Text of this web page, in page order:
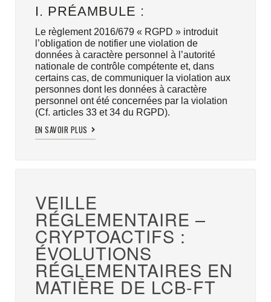
I. PRÉAMBULE :
Le règlement 2016/679 « RGPD » introduit
l’obligation de notifier une violation de
données à caractère personnel à l’autorité
nationale de contrôle compétente et, dans
certains cas, de communiquer la violation aux
personnes dont les données à caractère
personnel ont été concernées par la violation
(Cf. articles 33 et 34 du RGPD).
EN SAVOIR PLUS
VEILLE
RÉGLEMENTAIRE –
CRYPTOACTIFS :
ÉVOLUTIONS
RÉGLEMENTAIRES EN
MATIÈRE DE LCB-FT